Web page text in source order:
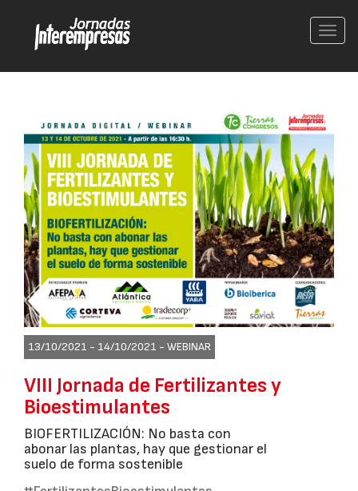
13/10/2021 - 14/10/2021 - WEBINAR
VIII Jornada de Fertilizantes y
Bioestimulantes
BIOFERTILIZACIÓN: No basta con
abonar las plantas, hay que gestionar el
suelo de forma sostenible